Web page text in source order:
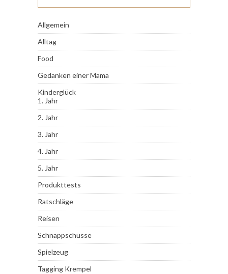
Allgemein
Alltag
Food
Gedanken einer Mama
Kinderglück
1. Jahr
2. Jahr
3. Jahr
4. Jahr
5. Jahr
Produkttests
Ratschläge
Reisen
Schnappschüsse
Spielzeug
Tagging Krempel